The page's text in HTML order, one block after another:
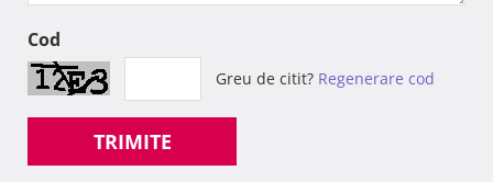
Cod
Greu de citit? Regenerare cod
TRIMITE